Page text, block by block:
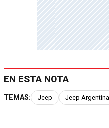
EN ESTA NOTA
TEMAS: Jeep Jeep Argentina